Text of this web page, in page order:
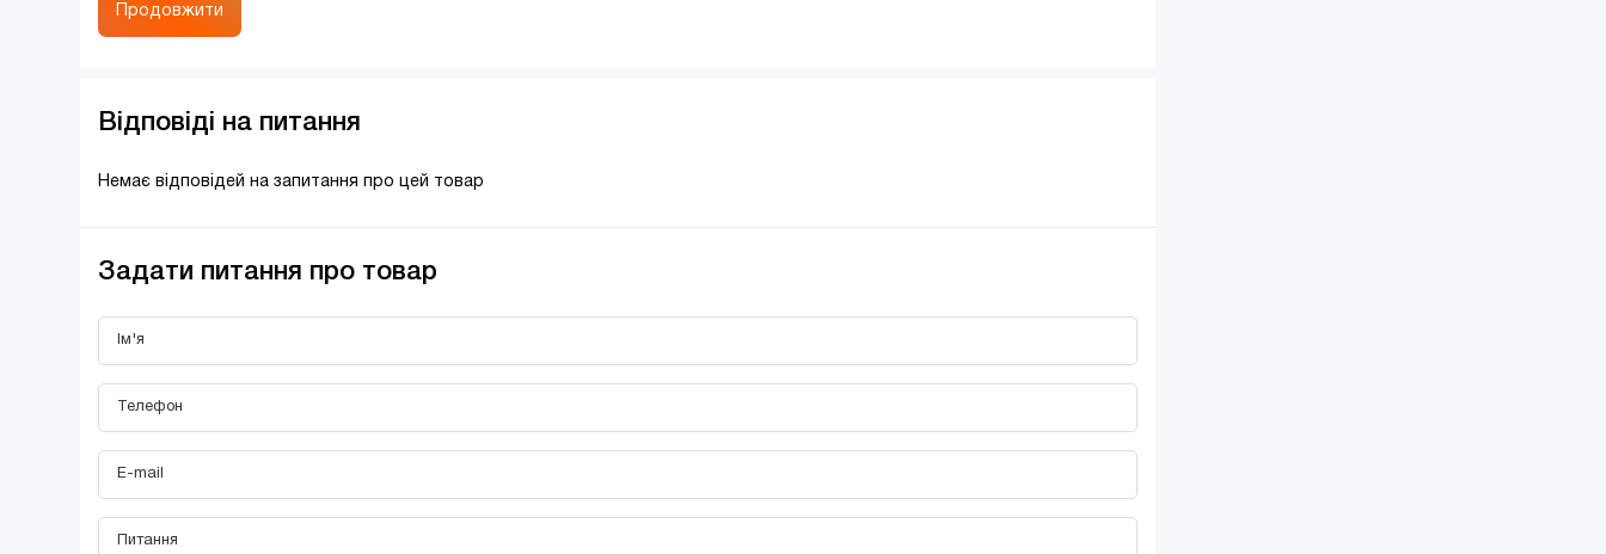
Продовжити
Відповіді на питання
Немає відповідей на запитання про цей товар
Задати питання про товар